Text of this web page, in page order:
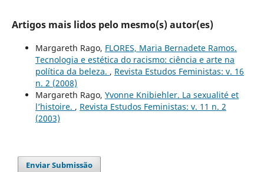
Artigos mais lidos pelo mesmo(s) autor(es)
Margareth Rago, FLORES, Maria Bernadete Ramos.
Tecnologia e estética do racismo: ciência e arte na
política da beleza. , Revista Estudos Feministas: v. 16
n. 2 (2008)
Margareth Rago, Yvonne Knibiehler. La sexualité et
l’histoire. , Revista Estudos Feministas: v. 11 n. 2
(2003)
Enviar Submissão